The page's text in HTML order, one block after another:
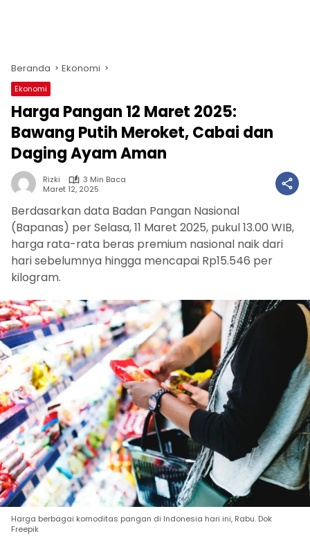
Beranda Ekonomi
Ekonomi
Harga Pangan 12 Maret 2025:
Bawang Putih Meroket, Cabai dan
Daging Ayam Aman
Rizki
3 Min Baca
Maret 12, 2025
Berdasarkan data Badan Pangan Nasional
(Bapanas) per Selasa, 11 Maret 2025, pukul 13.00 WIB,
harga rata-rata beras premium nasional naik dari
hari sebelumnya hingga mencapai Rp15.546 per
kilogram.
Harga berbagai komoditas pangan di Indonesia hari ini, Rabu. Dok
Freepik